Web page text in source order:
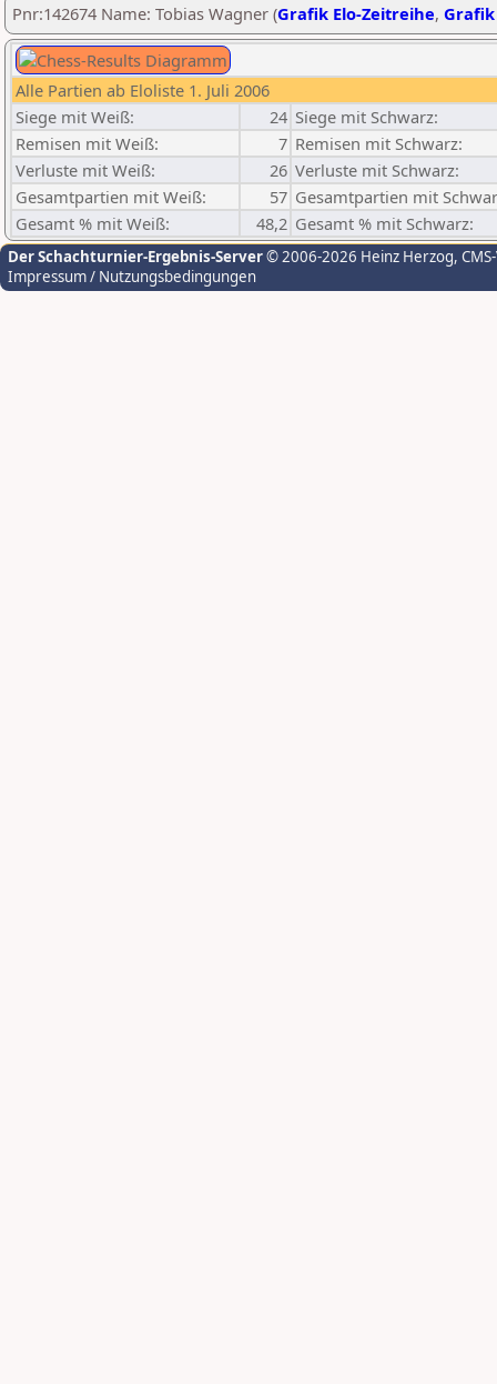
Pnr:142674 Name: Tobias Wagner (Grafik Elo-Zeitreihe,
Alle Partien ab Eloliste 1. Juli 2006
Siege mit Weiß:
24 Siege mit Schwarz:
Remisen mit Weiß:
7 Remisen mit Schwarz:
Verluste mit Weiß:
26 Verluste mit Schwarz:
Gesamtpartien mit Weiß:
57 Gesamtpartien mit
Gesamt % mit Weiß:
48,2 Gesamt % mit Schwarz:
Der Schachturnier-Ergebnis-Server© 2006-2026 Heinz Herzog,
Impressum / Nutzungsbedingungen